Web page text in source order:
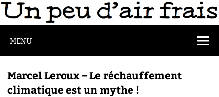
MENU
Marcel Leroux – Le réchauffement
climatique est un mythe !